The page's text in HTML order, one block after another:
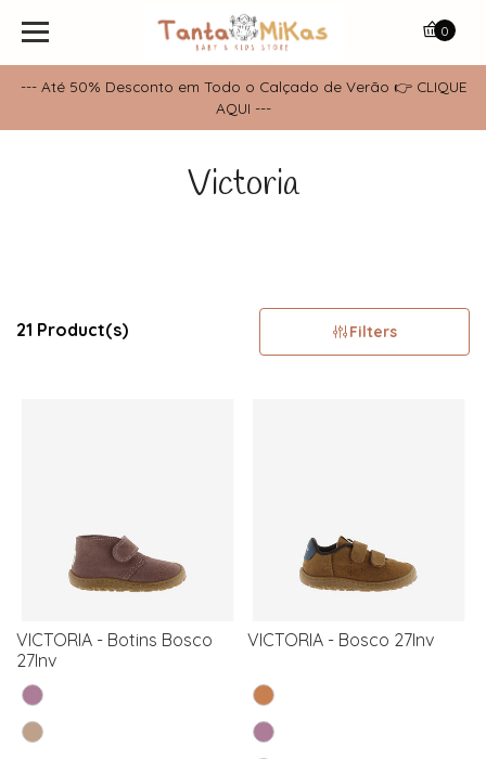
--- Até 50% Desconto em Todo o Calçado de Verão 👉 CLIQUE
AQUI ---
0
Victoria
21 Product(s) Filters
VICTORIA - Botins Bosco
27Inv
VICTORIA - Bosco 27Inv